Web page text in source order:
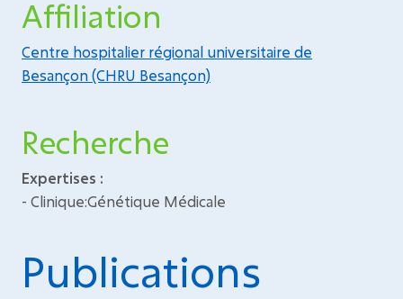
Affiliation
Centre hospitalier régional universitaire de
Besançon (CHRU Besançon)
Recherche
Expertises :
- Clinique:Génétique Médicale
Publications